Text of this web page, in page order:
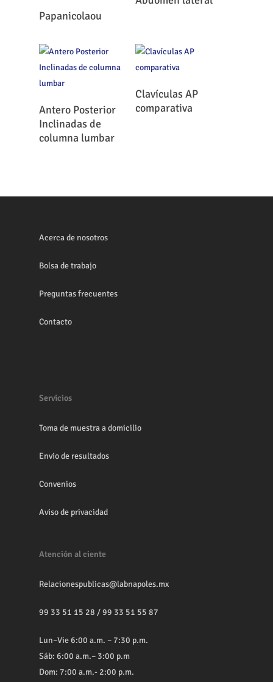
Leer Más
Papanicolaou
Leer Más
Antero Posterior
Inclinadas de
columna lumbar
Leer Más
Clavículas AP
comparativa
Acerca de nosotros
Bolsa de trabajo
Preguntas frecuentes
Contacto
Servicios
Toma de muestra a domicilio
Envio de resultados
Convenios
Aviso de privacidad
Atención al ciente
Relacionespublicas@labnapoles.mx
99 33 51 15 28 /99 33 51 55 87
Lun–Vie 6:00 a.m. – 7:30 p.m.
Sáb: 6:00 a.m.– 3:00 p.m
Dom: 7:00 a.m.- 2:00 p.m.